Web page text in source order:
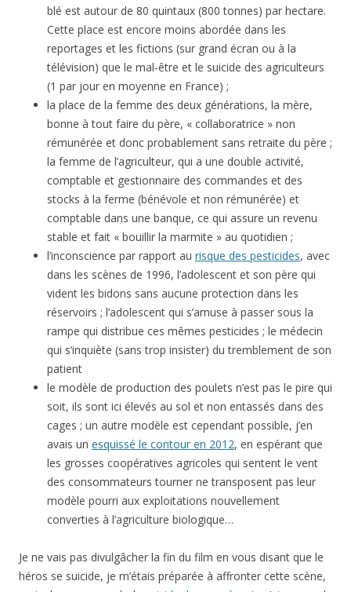
blé est autour de 80 quintaux (800 tonnes) par hectare.
Cette place est encore moins abordée dans les
reportages et les fictions (sur grand écran ou à la
télévision) que le mal-être et le suicide des agriculteurs
(1 par jour en moyenne en France) ;
la place de la femme des deux générations, la mère,
bonne à tout faire du père, « collaboratrice » non
rémunérée et donc probablement sans retraite du père ;
la femme de l’agriculteur, qui a une double activité,
comptable et gestionnaire des commandes et des
stocks à la ferme (bénévole et non rémunérée) et
comptable dans une banque, ce qui assure un revenu
stable et fait « bouillir la marmite » au quotidien ;
l’inconscience par rapport au risque des pesticides, avec
dans les scènes de 1996, l’adolescent et son père qui
vident les bidons sans aucune protection dans les
réservoirs ; l’adolescent qui s’amuse à passer sous la
rampe qui distribue ces mêmes pesticides ; le médecin
qui s’inquiète (sans trop insister) du tremblement de son
patient
le modèle de production des poulets n’est pas le pire qui
soit, ils sont ici élevés au sol et non entassés dans des
cages ; un autre modèle est cependant possible, j’en
avais un esquissé le contour en 2012, en espérant que
les grosses coopératives agricoles qui sentent le vent
des consommateurs tourner ne transposent pas leur
modèle pourri aux exploitations nouvellement
converties à l’agriculture biologique…
Je ne vais pas divulgâcher la fin du film en vous disant que le
héros se suicide, je m’étais préparée à affronter cette scène,